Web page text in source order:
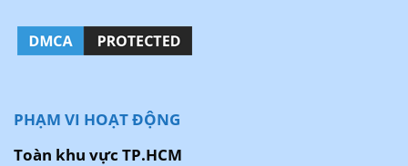
PHẠM VI HOẠT ĐỘNG
Toàn khu vực TP.HCM